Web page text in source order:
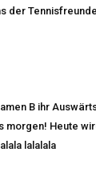
der
B ihr
morgen! Heute
lalalala